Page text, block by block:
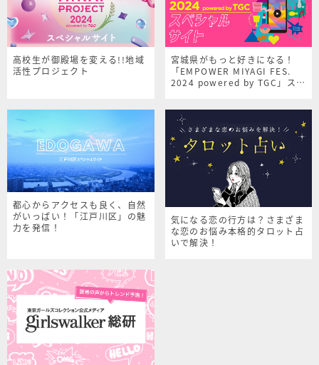
高校生が御殿場を変える!!地域
活性プロジェクト
宮城県がもっと好きになる！
「EMPOWER MIYAGI FES.
2024 powered by TGC」スペ
都心からアクセスも良く、自然
がいっぱい！「江戸川区」の魅
力を発信！
気になる恋の行方は？さまざま
な恋のお悩み本格的タロット占
いで解決！